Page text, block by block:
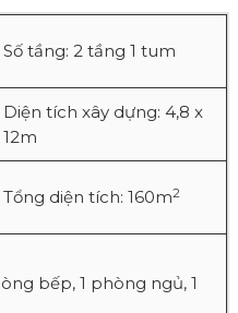
Số tầng: 2 tầng 1 tum
Diện tích xây dựng: 4,8 x
12m
Tổng diện tích: 160m2
bếp, 1 phòng ngủ, 1